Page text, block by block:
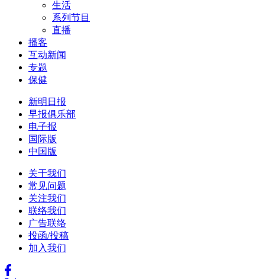
生活
系列节目
直播
播客
互动新闻
专题
保健
新明日报
早报俱乐部
电子报
国际版
中国版
关于我们
常见问题
关注我们
联络我们
广告联络
投函/投稿
加入我们